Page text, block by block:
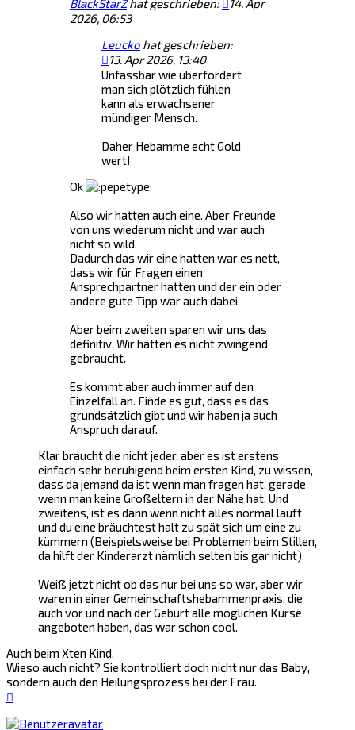
BlackStarZhat geschrieben:
14. Apr
2026, 06:53
Leucko hat geschrieben:
13. Apr 2026, 13:40
Unfassbar wie überfordert
man sich plötzlich fühlen
kann als erwachsener
mündiger Mensch.
Daher Hebamme echt Gold
wert!
Ok
Also wir hatten auch eine. Aber Freunde
von uns wiederum nicht und war auch
nicht so wild.
Dadurch das wir eine hatten war es nett,
dass wir für Fragen einen
Ansprechpartner hatten und der ein oder
andere gute Tipp war auch dabei.
Aber beim zweiten sparen wir uns das
definitiv. Wir hätten es nicht zwingend
gebraucht.
Es kommt aber auch immer auf den
Einzelfall an. Finde es gut, dass es das
grundsätzlich gibt und wir haben ja auch
Anspruch darauf.
Klar braucht die nicht jeder, aber es ist erstens
einfach sehr beruhigend beim ersten Kind, zu wissen,
dass da jemand da ist wenn man fragen hat, gerade
wenn man keine Großeltern in der Nähe hat. Und
zweitens, ist es dann wenn nicht alles normal läuft
und du eine bräuchtest halt zu spät sich um eine zu
kümmern (Beispielsweise bei Problemen beim Stillen,
da hilft der Kinderarzt nämlich selten bis gar nicht).
Weiß jetzt nicht ob das nur bei uns so war, aber wir
waren in einer Gemeinschaftshebammenpraxis, die
auch vor und nach der Geburt alle möglichen Kurse
angeboten haben, das war schon cool.
Auch beim Xten Kind.
Wieso auch nicht? Sie kontrolliert doch nicht nur das Baby,
sondern auch den Heilungsprozess bei der Frau.